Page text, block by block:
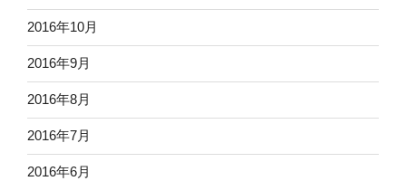
2016年10月
2016年9月
2016年8月
2016年7月
2016年6月